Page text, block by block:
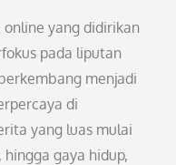
yang didirikan
pada liputan
menjadi
di
yang luas mulai
gaya hidup,